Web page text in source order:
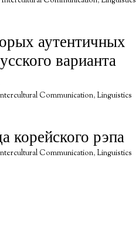
аутентичных
варианта
Communication, Linguistics
корейского рэпа
Communication, Linguistics